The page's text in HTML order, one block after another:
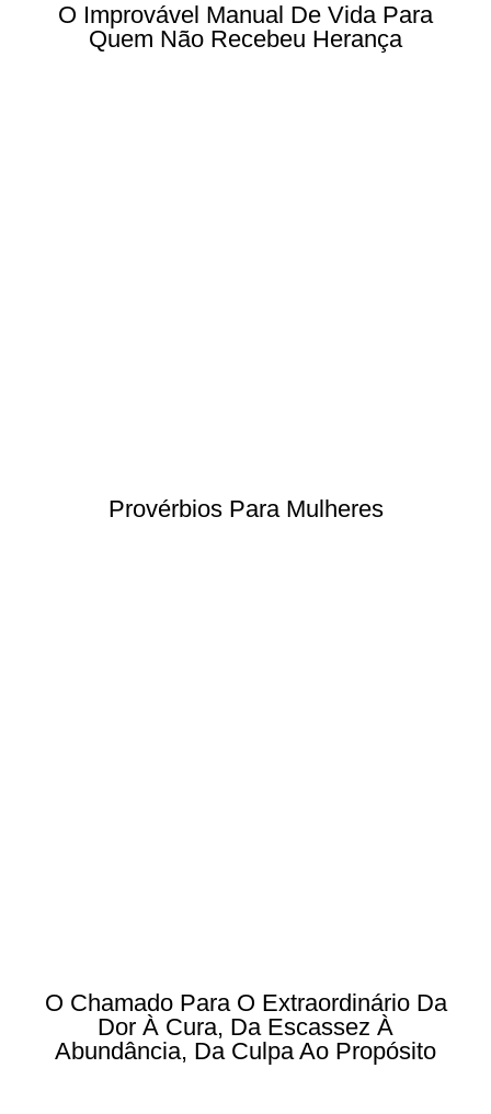
O Improvável Manual De Vida Para
Quem Não Recebeu Herança
Provérbios Para Mulheres
O Chamado Para O Extraordinário Da
Dor À Cura, Da Escassez À
Abundância, Da Culpa Ao Propósito